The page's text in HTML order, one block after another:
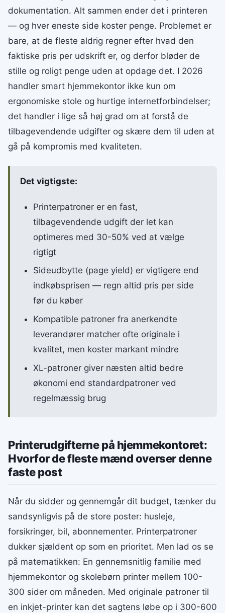
dokumentation. Alt sammen ender det i printeren
— og hver eneste side koster penge. Problemet er
bare, at de fleste aldrig regner efter hvad den
faktiske pris per udskrift er, og derfor bløder de
stille og roligt penge uden at opdage det. I 2026
handler smart hjemmekontor ikke kun om
ergonomiske stole og hurtige internetforbindelser;
det handler i lige så høj grad om at forstå de
tilbagevendende udgifter og skære dem til uden at
gå på kompromis med kvaliteten.
Det vigtigste:
Printerpatroner er en fast,
tilbagevendende udgift der let kan
optimeres med 30-50% ved at vælge
rigtigt
Sideudbytte (page yield) er vigtigere end
indkøbsprisen — regn altid pris per side
før du køber
Kompatible patroner fra anerkendte
leverandører matcher ofte originale i
kvalitet, men koster markant mindre
XL-patroner giver næsten altid bedre
økonomi end standardpatroner ved
regelmæssig brug
Printerudgifterne på hjemmekontoret:
Hvorfor de fleste mænd overser denne
faste post
Når du sidder og gennemgår dit budget, tænker du
sandsynligvis på de store poster: husleje,
forsikringer, bil, abonnementer. Printerpatroner
dukker sjældent op som en prioritet. Men lad os se
på matematikken: En gennemsnitlig familie med
hjemmekontor og skolebørn printer mellem 100-
300 sider om måneden. Med originale patroner til
en inkjet-printer kan det sagtens løbe op i 300-600